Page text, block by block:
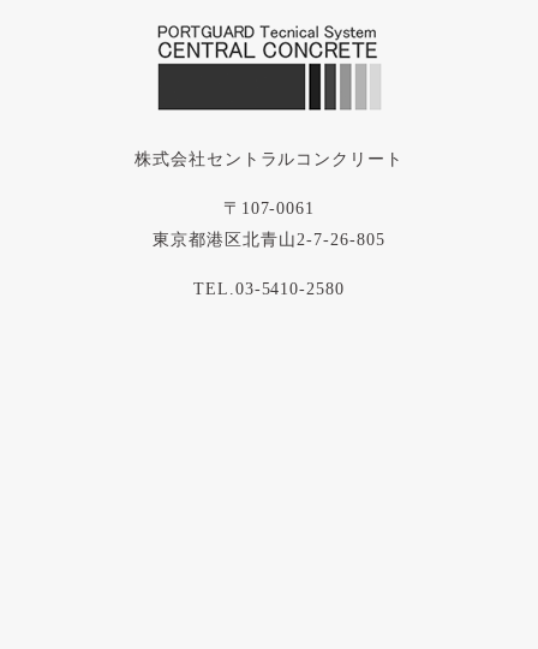
株式会社セントラルコンクリート
〒107-0061
東京都港区北青山2-7-26-805
TEL.03-5410-2580